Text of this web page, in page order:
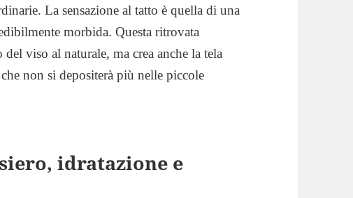
La sensazione al tatto è quella di una
morbida. Questa ritrovata
viso al naturale, ma crea anche la tela
non si depositerà più nelle piccole
idratazione e